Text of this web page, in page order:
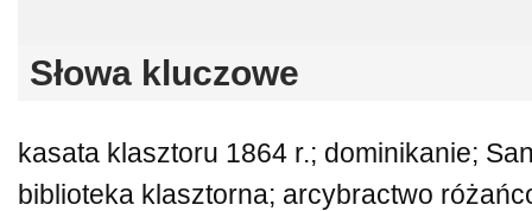
Słowa kluczowe
kasata klasztoru 1864 r.; dominikanie;
biblioteka klasztorna; arcybractwo